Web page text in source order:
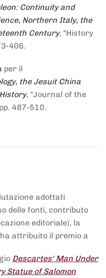
Continuity and
Northern Italy, the
Century, "History
406.
per il
the Jesuit China
, "Journal of the
487-510.
adottati
delle fonti, contributo
editoriale), la
attribuito il premio a
Descartes' Man Under
Statue of Salomon